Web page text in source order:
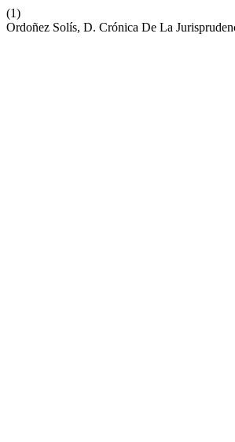
(1)
Ordoñez Solís, D. Crónica De La